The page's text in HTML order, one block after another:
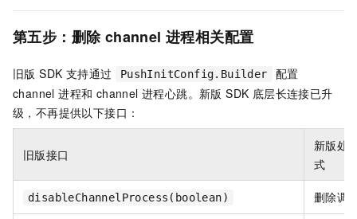
第五步：删除 channel 进程相关配置
旧版 SDK 支持通过 PushInitConfig.Builder
配置
channel 进程和 channel 进程心跳。新版 SDK 底层长连接已升
级，不再提供以下接口：
旧版接口
新版处
式
disableChannelProcess(boolean) 删除调